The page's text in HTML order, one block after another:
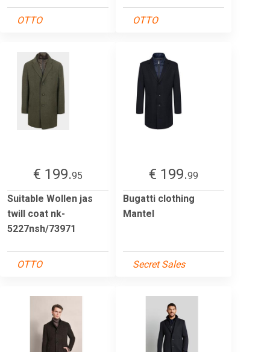
OTTO OTTO
€ 199.95
Suitable Wollen jas
twill coat nk-
5227nsh/73971
OTTO
€ 199.99
Bugatti clothing
Mantel
Secret Sales